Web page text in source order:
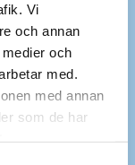
Vi
och annan
och
med.
med annan
som de har